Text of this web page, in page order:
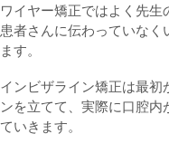
ワイヤー矯正ではよく先
患者さんに伝わっていなく
ます。
インビザライン矯正は最
ンを立てて、実際に口腔
ていきます。